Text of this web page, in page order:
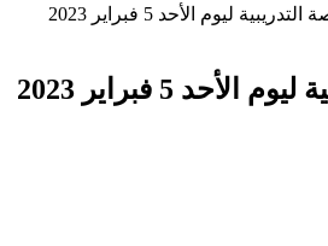
ليوم الأحد 5 فبراير 2023
5 فبراير 2023